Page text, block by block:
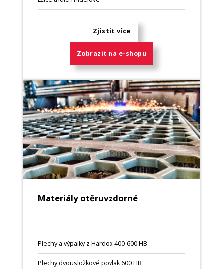
Zjistit více
Zobrazit na e-shopu
Materiály otěruvzdorné
Plechy a výpalky z Hardox 400-600 HB
Plechy dvousložkové povlak 600 HB